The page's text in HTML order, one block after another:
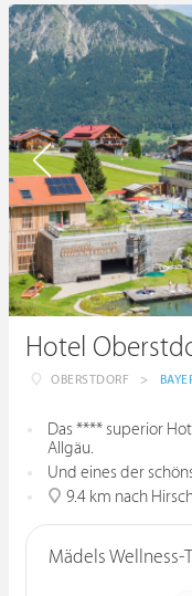
Hotel
OBERSTDORF >
Das **** superior
Allgäu.
Und eines der
9.4 km nach
Mädels Wellness-